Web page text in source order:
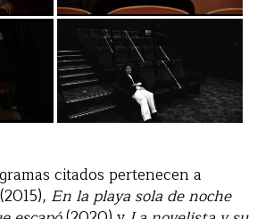
citados pertenecen a
En la playa sola de noche